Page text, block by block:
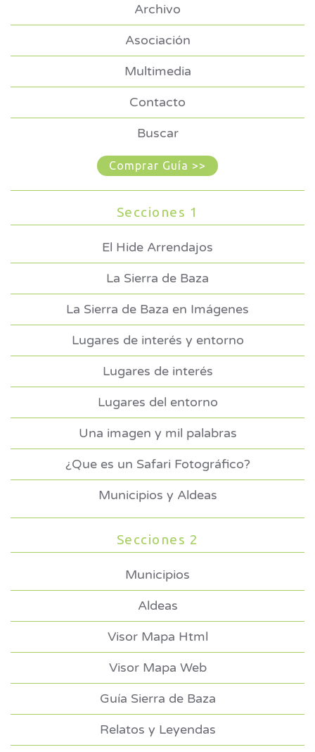
Archivo
Asociación
Multimedia
Contacto
Buscar
Comprar Guía >>
Secciones 1
El Hide Arrendajos
La Sierra de Baza
La Sierra de Baza en Imágenes
Lugares de interés y entorno
Lugares de interés
Lugares del entorno
Una imagen y mil palabras
¿Que es un Safari Fotográfico?
Municipios y Aldeas
Secciones 2
Municipios
Aldeas
Visor Mapa Html
Visor Mapa Web
Guía Sierra de Baza
Relatos y Leyendas